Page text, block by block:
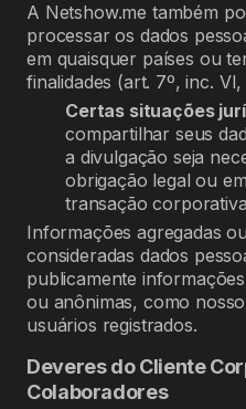
A Netshow.me também
processar os dados
em quaisquer países ou
finalidades (art. 7º, inc. VI,
Certas situações
compartilhar seus
a divulgação seja
obrigação legal ou
transação
Informações agregadas
consideradas dados
publicamente
ou anônimas, como
usuários registrados.
Deveres do Cliente
Colaboradores